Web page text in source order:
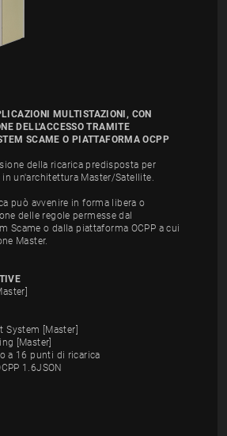
MULTISTAZIONI, CON
DELL'ACCESSO TRAMITE
SCAME O PIATTAFORMA OCPP
della ricarica predisposta per
in un'architettura Master/Satellite.
può avvenire in forma libera o
delle regole permesse dal
Scame o dalla piattaforma OCPP a cui
Master.
System [Master]
[Master]
a 16 punti di ricarica
1.6JSON